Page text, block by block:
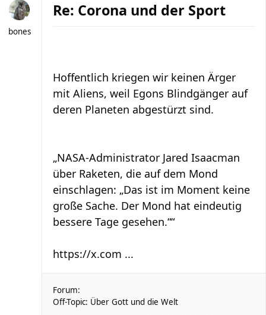
bones
Re: Corona und der Sport
Hoffentlich kriegen wir keinen Ärger
mit Aliens, weil Egons Blindgänger auf
deren Planeten abgestürzt sind.
„NASA-Administrator Jared Isaacman
über Raketen, die auf dem Mond
einschlagen: „Das ist im Moment keine
große Sache. Der Mond hat eindeutig
bessere Tage gesehen.““
https://x.com ...
Forum:
Off-Topic: Über Gott und die Welt